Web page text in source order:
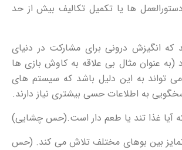
ها یا تکمیل تکالیف بیش از حد
که انگیزش درونی برای مشارکت در دنیای
(به عنوان مثال بی علاقه به کاوش بازی ها
می تواند به این دلیل باشد که سیستم های
به اطلاعات حسی بیشتری نیاز دارند.
بین بوهای مختلف تلاش می کند. (حس